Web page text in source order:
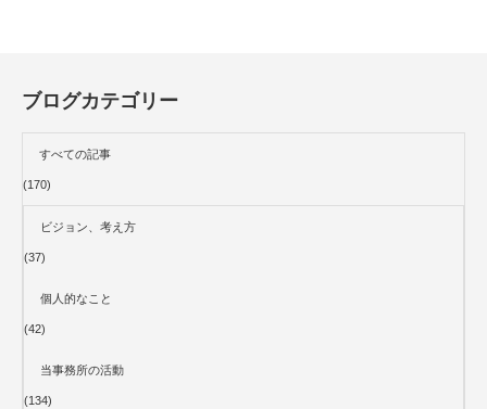
ブログカテゴリー
すべての記事
(170)
ビジョン、考え方
(37)
個人的なこと
(42)
当事務所の活動
(134)